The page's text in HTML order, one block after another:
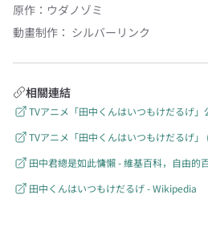
原作 ： ウダノゾミ
動畫制作： シルバーリンク
相關連結
TVアニメ「田中くんはいつもけだるげ」
TVアニメ「田中くんはいつもけだるげ
田中君總是如此慵懶 - 維基百科，自由的
田中くんはいつもけだるげ - Wikipedia